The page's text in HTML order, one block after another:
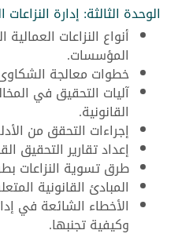
الوحدة الثالثة: إدارة
أنواع النزاعات
المؤسسات.
خطوات معالجة الشكاوى
آليات التحقيق في
القانونية.
إجراءات التحقق من
إعداد تقارير التحقيق
طرق تسوية النزاعات
المبادئ القانونية
الأخطاء الشائعة في
وكيفية تجنبها.